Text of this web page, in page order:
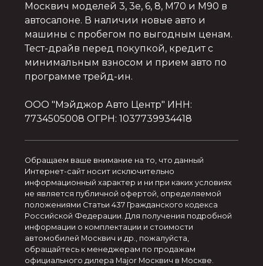
Москвич моделей 3, 3e, 6, 8, M70 и M90 в
автосалоне. В наличии новые авто и
машины с пробегом по выгодным ценам.
Тест-драйв перед покупкой, кредит с
минимальным взносом и прием авто по
программе трейд-ин.
ООО "Мэйджор Авто Центр" ИНН:
7734505008 ОГРН: 1037739934418
Обращаем ваше внимание на то, что данный
Интернет-сайт носит исключительно
информационный характер и ни при каких условиях
не является публичной офертой, определяемой
положениями Статьи 437 Гражданского кодекса
Российской Федерации. Для получения подробной
информации о комплектации и стоимости
автомобилей Москвич и др., пожалуйста,
обращайтесь к менеджерам по продажам
официального дилера Major Москвич в Москве.